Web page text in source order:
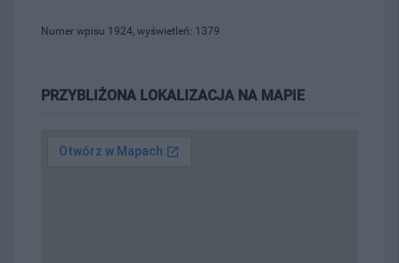
Numer wpisu 1924, wyświetleń: 1379
PRZYBLIŻONA LOKALIZACJA NA MAPIE